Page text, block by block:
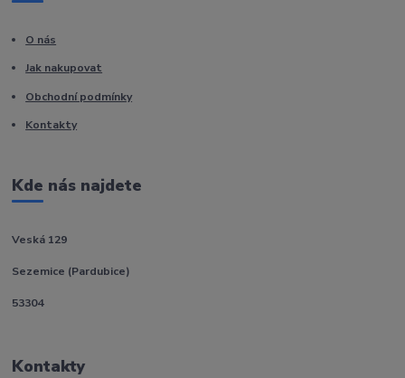
O nás
Jak nakupovat
Obchodní podmínky
Kontakty
Kde nás najdete
Veská 129
Sezemice (Pardubice)
53304
Kontakty